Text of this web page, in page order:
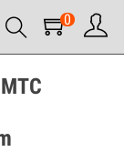
0
МТС